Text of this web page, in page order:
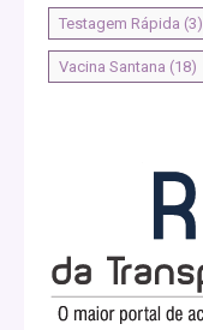
Testagem Rápida (3)
Vacina Santana (18)